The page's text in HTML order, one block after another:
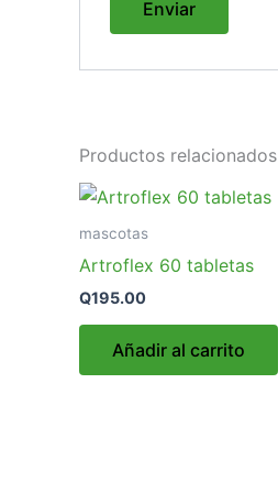
Productos relacionados
mascotas
Artroflex 60 tabletas
Q195.00
Añadir al carrito